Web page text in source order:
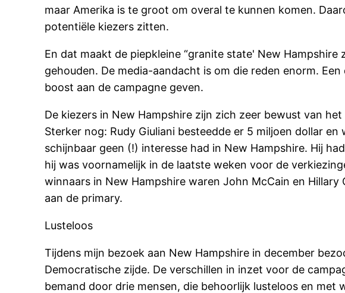
maar Amerika is te groot om overal te kunnen komen.
potentiële kiezers zitten.
En dat maakt de piepkleine “granite state' New
gehouden. De media-aandacht is om die reden enorm.
boost aan de campagne geven.
De kiezers in New Hampshire zijn zich zeer bewust van
Sterker nog: Rudy Giuliani besteedde er 5 miljoen dollar
schijnbaar geen (!) interesse had in New Hampshire. Hij
hij was voornamelijk in de laatste weken voor de
winnaars in New Hampshire waren John McCain en
aan de primary.
Lusteloos
Tijdens mijn bezoek aan New Hampshire in december
Democratische zijde. De verschillen in inzet voor de
bemand door drie mensen, die behoorlijk lusteloos en